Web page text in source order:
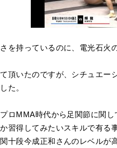
を持っているのに、電光石火
頂いたのですが、シチュエ
た。
ロMMA時代から足関節に関
習得してみたいスキルで有
十段今成正和さんのレベルが